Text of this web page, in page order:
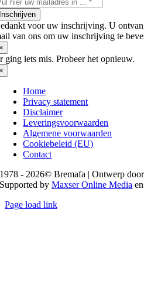
voor uw inschrijving. U
van ons om uw inschrijving te
ging iets mis. Probeer het opnieuw.
Home
Privacy statement
Disclaimer
Leveringsvoorwaarden
Algemene voorwaarden
Cookiebeleid (EU)
Contact
1978 - 2026© Bremafa | Ontwerp
Supported byMaxser Online Media en
Page load link